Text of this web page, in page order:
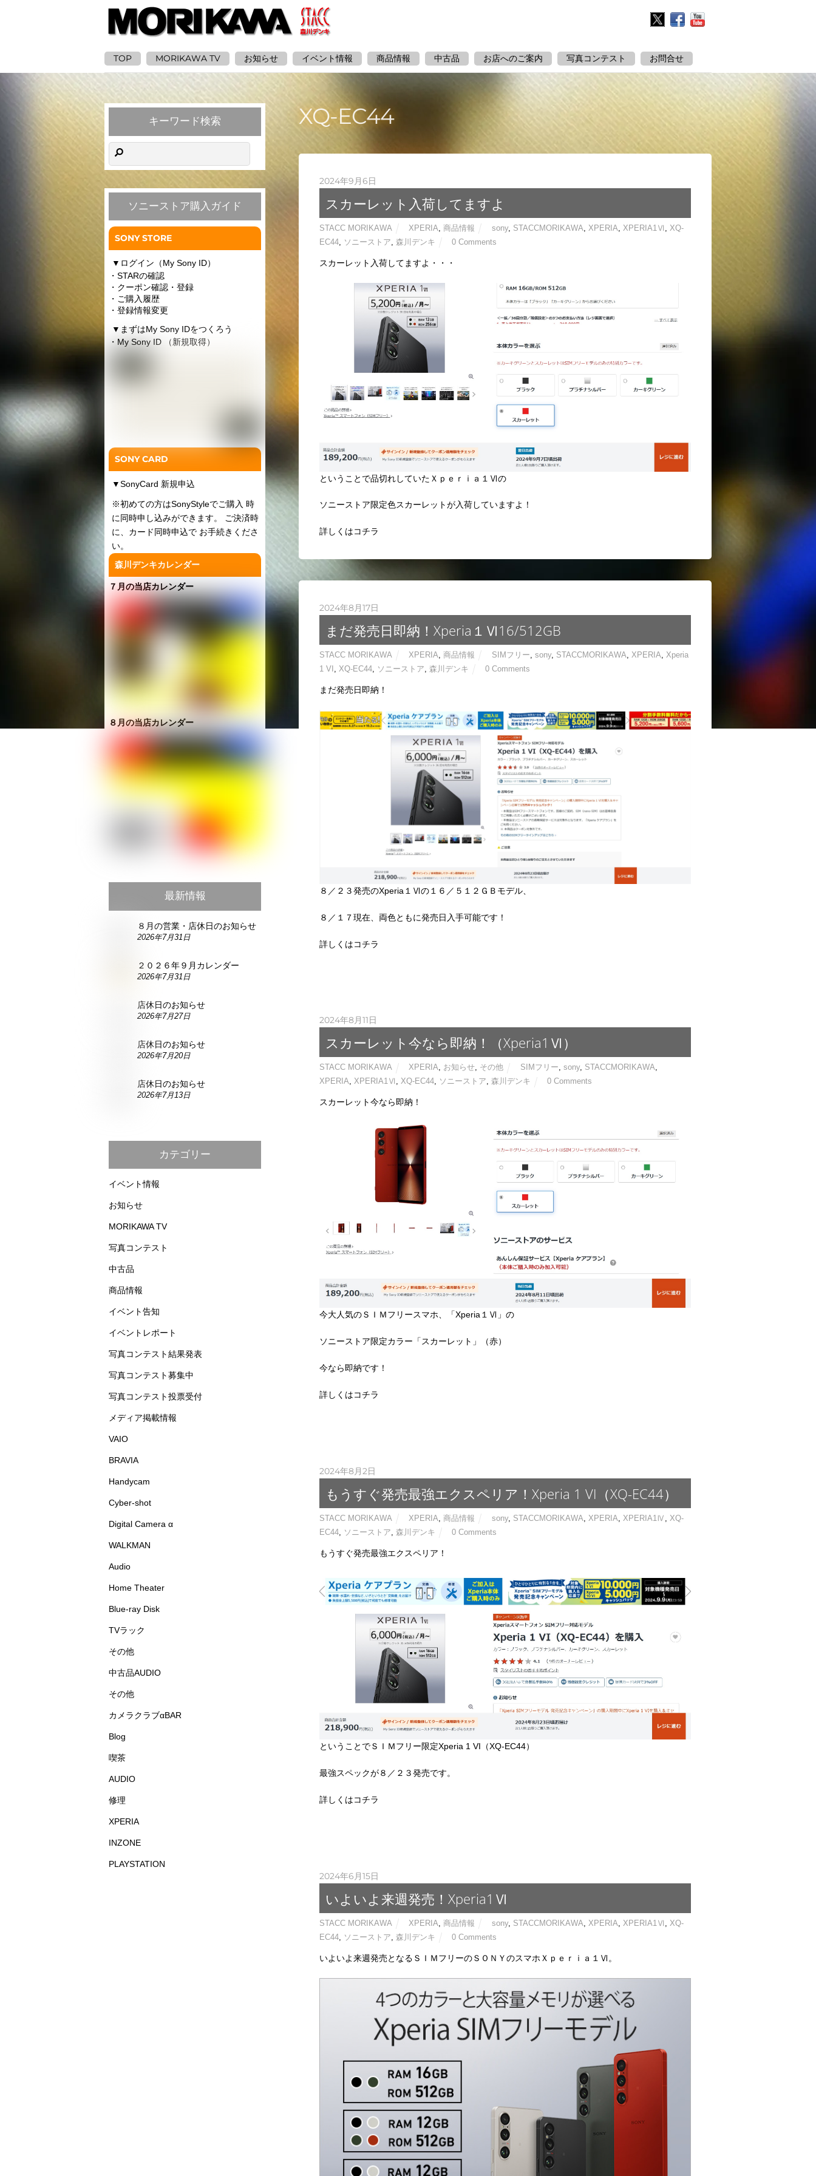
TOP MORIKAWA TV お知らせ イベント情報 商品情報 中古品 お店へのご案内 写真コンテスト お問合せ
Twitter FacebookYouTube
XQ-EC44
2024年9月6日
スカーレット入荷してますよ
STACC MORIKAWA XPERIA,商品情報 sony, STACCMORIKAWA, XPERIA, XPERIA1Ⅵ , XQ-
EC44, ソニーストア, 森川デンキ 0 Comments
スカーレット入荷してますよ・・・
ということで品切れしていたＸｐｅｒｉａ１Ⅵの
ソニーストア限定色スカーレットが入荷していますよ！
詳しくはコチラ
2024年8月17日
まだ発売日即納！Xperia１Ⅵ16/512GB
STACC MORIKAWA XPERIA,商品情報 SIMフリー, sony, STACCMORIKAWA, XPERIA, Xperia
1 VI , XQ-EC44, ソニーストア, 森川デンキ 0 Comments
まだ発売日即納！
８／２３発売のXperia１Ⅵの１６／５１２ＧＢモデル、
８／１７現在、両色ともに発売日入手可能です！
詳しくはコチラ
2024年8月11日
スカーレット今なら即納！（Xperia1Ⅵ）
STACC MORIKAWA XPERIA, お知らせ, その他 SIMフリー, sony, STACCMORIKAWA,
XPERIA, XPERIA1Ⅵ , XQ-EC44, ソニーストア, 森川デンキ 0 Comments
スカーレット今なら即納！
今大人気のＳＩＭフリースマホ、「Xperia１Ⅵ」の
ソニーストア限定カラー「スカーレット」（赤）
今なら即納です！
詳しくはコチラ
2024年8月2日
もうすぐ発売最強エクスペリア！Xperia 1 VI（XQ-EC44）
STACC MORIKAWA XPERIA ,商品情報 sony, STACCMORIKAWA XPERIA XPERIA1Ⅳ
XQ-
EC44
ソニーストア 森川デンキ 0 Comments
もうすぐ発売最強エクスペリア！
ということでＳＩＭフリー限定Xperia 1 VI（XQ-EC44）
最強スペックが８／２３発売です。
詳しくはコチラ
2024年6月15日
いよいよ来週発売！Xperia1Ⅵ
STACC MORIKAWA XPERIA ,商品情報 sony, STACCMORIKAWA XPERIA XPERIA1Ⅵ
XQ-
EC44
ソニーストア 森川デンキ 0 Comments
いよいよ来週発売となるＳＩＭフリーのＳＯＮＹのスマホＸｐｅｒｉａ１Ⅵ。
キーワード検索
ソニーストア購入ガイド
SONY STORE
▼ ログイン（My Sony ID）
・STARの確認
・クーポン確認・登録
・ご購入履歴
・登録情報変更
▼ まずはMy Sony IDをつくろう
・My Sony ID （新規取得）
SONY CARD
▼SonyCard 新規申込
※初めての方はSonyStyleでご購入 時
に同時申し込みができます。 ご決済時
に、カード同時申込で お手続きくださ
い。
森川デンキカレンダー
７月の当店カレンダー
８月の当店カレンダー
最新情報
８月の営業・店休日のお知らせ
2026年7月31日
２０２６年９月カレンダー
2026年7月31日
店休日のお知らせ
2026年7月27日
店休日のお知らせ
2026年7月20日
店休日のお知らせ
2026年7月13日
カテゴリー
イベント情報
お知らせ
MORIKAWA TV
写真コンテスト
中古品
商品情報
イベント告知
イベントレポート
写真コンテスト結果発表
写真コンテスト募集中
写真コンテスト投票受付
メディア掲載情報
VAIO
BRAVIA
Handycam
Cyber-shot
Digital Camera α
WALKMAN
Audio
Home Theater
Blue-ray Disk
TVラック
その他
中古品AUDIO
その他
カメラクラブαBAR
Blog
喫茶
AUDIO
修理
XPERIA
INZONE
PLAYSTATION